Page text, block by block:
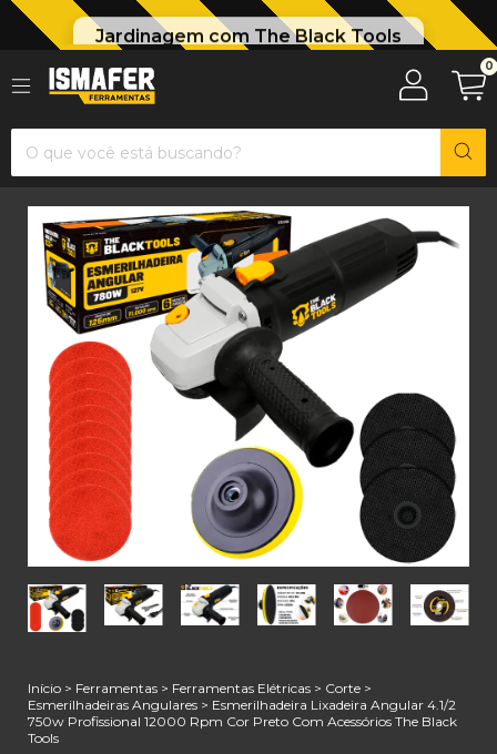
Jardinagem com The Black Tools
0
Início > Ferramentas > Ferramentas Elétricas > Corte >
Esmerilhadeiras Angulares > Esmerilhadeira Lixadeira Angular 4.1/2
750w Profissional 12000 Rpm Cor Preto Com Acessórios The Black
Tools